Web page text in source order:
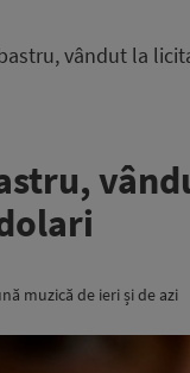
vândut la
muzică de ieri și de azi